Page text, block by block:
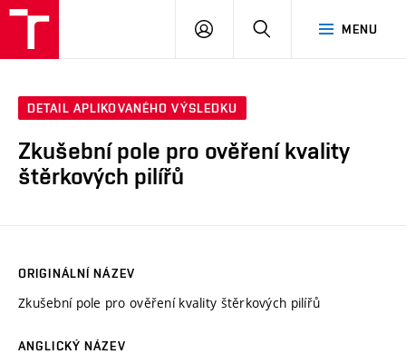
MENU
PŘIHLÁSIT
DETAIL APLIKOVANÉHO VÝSLEDKU
Zkušební pole pro ověření kvality
štěrkových pilířů
ORIGINÁLNÍ NÁZEV
Zkušební pole pro ověření kvality štěrkových pilířů
ANGLICKÝ NÁZEV